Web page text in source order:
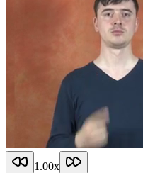
1.00x